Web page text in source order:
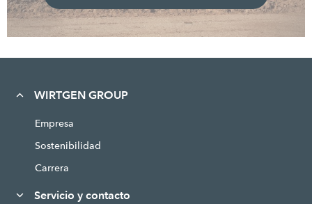
WIRTGEN GROUP
Empresa
Sostenibilidad
Carrera
Servicio y contacto